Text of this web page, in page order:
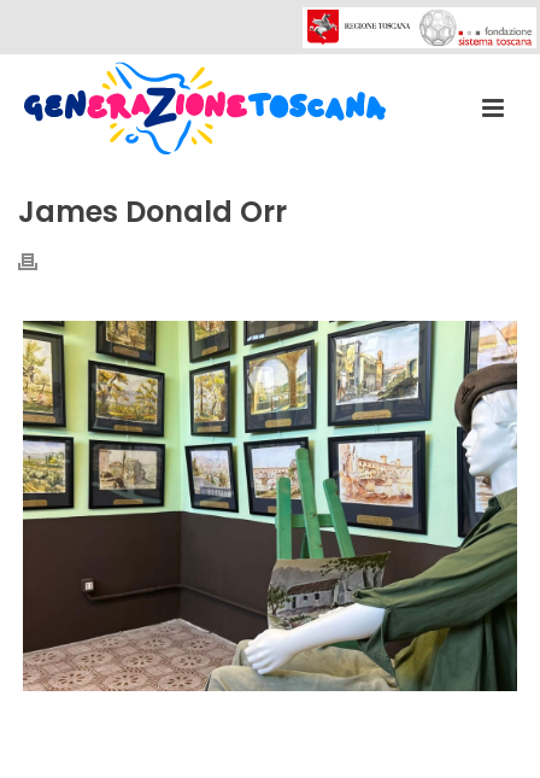
James Donald Orr